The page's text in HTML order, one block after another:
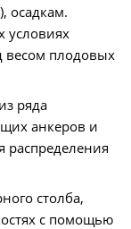
осадкам.
условиях
весом плодовых
ряда
анкеров и
распределения
столба,
с помощью